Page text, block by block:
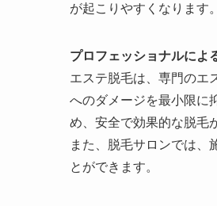
が起こりやすくなります。
プロフェッショナルによ
エステ脱毛は、専門のエ
へのダメージを最小限に
め、安全で効果的な脱毛
また、脱毛サロンでは、
とができます。